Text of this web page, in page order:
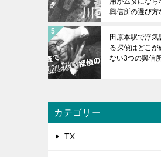
興信所の選び方
田原本駅で浮
る探偵はどこが
ない3つの興信
カテゴリー
TX